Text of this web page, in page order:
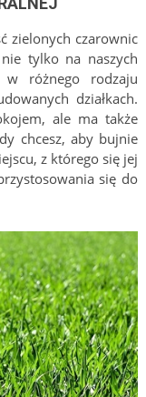
zielonych czarownic
tylko na naszych
różnego rodzaju
działkach.
ale ma także
chcesz, aby bujnie
z którego się jej
się do